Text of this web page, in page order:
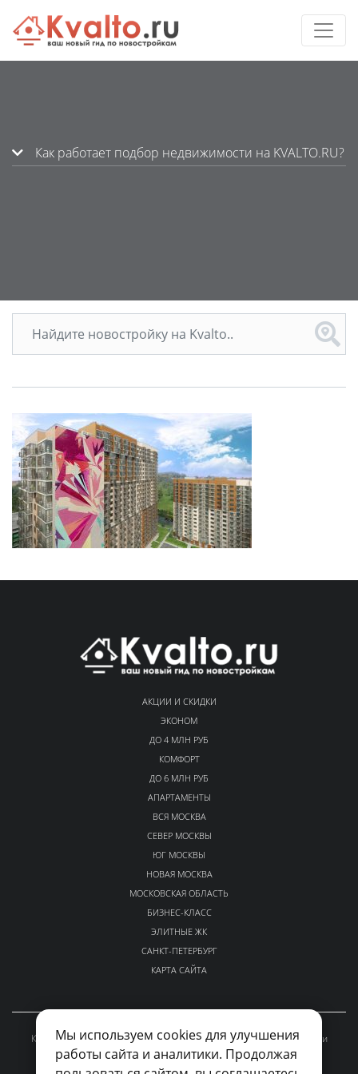
Как работает подбор недвижимости на KVALTO.RU?
Мы используем cookies для улучшения
работы сайта и аналитики. Продолжая
АКЦИИ И СКИДКИ
ЭКОНОМ
ДО 4 МЛН РУБ
КОМФОРТ
ДО 6 МЛН РУБ
АПАРТАМЕНТЫ
ВСЯ МОСКВА
СЕВЕР МОСКВЫ
ЮГ МОСКВЫ
НОВАЯ МОСКВА
МОСКОВСКАЯ ОБЛАСТЬ
БИЗНЕС-КЛАСС
ЭЛИТНЫЕ ЖК
САНКТ-ПЕТЕРБУРГ
КАРТА САЙТА
Каталог проверенных новостроек Москвы и Московской области
kvalto-sales@yandex.ru